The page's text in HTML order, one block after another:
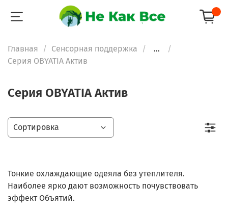
Главная Сенсорная поддержка
...
Серия OBYATIA Актив
Серия OBYATIA Актив
Тонкие охлаждающие одеяла без утеплителя.
Наиболее ярко дают возможность почувствовать
эффект Объятий.